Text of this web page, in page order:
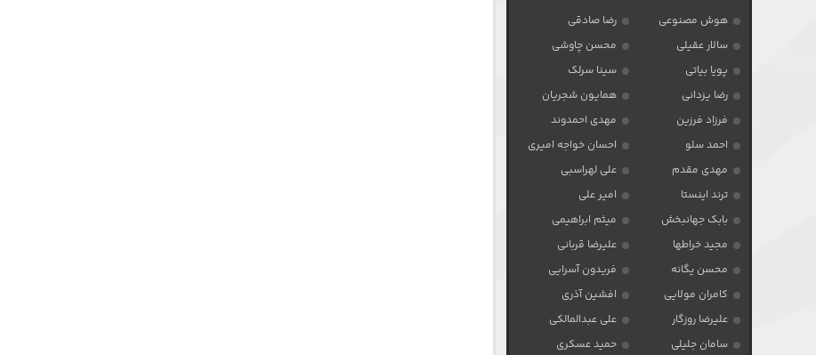
هوش مصنوعی
رضا صادقی
سالار عقیلی
محسن چاوشی
پویا بیاتی
سینا سرلک
رضا یزدانی
همایون شجریان
فرزاد فرزین
مهدی احمدوند
احمد سلو
احسان خواجه امیری
مهدی مقدم
علی لهراسبی
ترند اینستا
امیر علی
بابک جهانبخش
میثم ابراهیمی
مجید خراطها
علیرضا قربانی
محسن یگانه
فریدون آسرایی
کامران مولایی
افشین آذری
علیرضا روزگار
علی عبدالمالکی
سامان جلیلی
حمید عسکری